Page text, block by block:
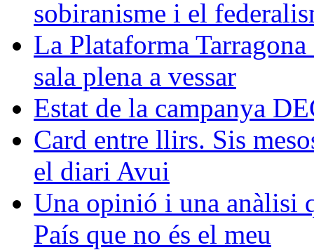
sobiranisme i el
La Plataforma
sala plena a vessar
Estat de la campanya
Card entre llirs. Sis
el diari Avui
Una opinió i una anàlisi
País que no és el meu